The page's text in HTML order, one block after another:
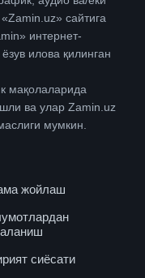
сайтига
интернет-
илова қилинган
мақолаларида
ва улар Zamin.uz
мумкин.
жойлаш
сиёсати